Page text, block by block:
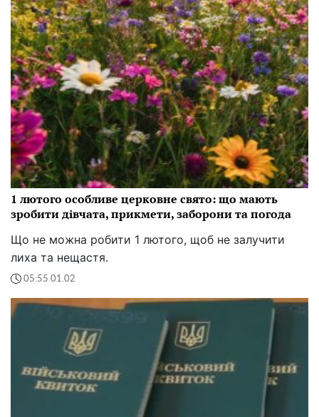
1 лютого особливе церковне свято: що мають
зробити дівчата, прикмети, заборони та погода
Що не можна робити 1 лютого, щоб не залучити
лиха та нещастя.
05:55 01.02